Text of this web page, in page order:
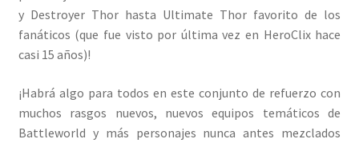
y Destroyer Thor hasta Ultimate Thor favorito de los
fanáticos (que fue visto por última vez en HeroClix hace
casi 15 años)!
¡Habrá algo para todos en este conjunto de refuerzo con
muchos rasgos nuevos, nuevos equipos temáticos de
Battleworld y más personajes nunca antes mezclados